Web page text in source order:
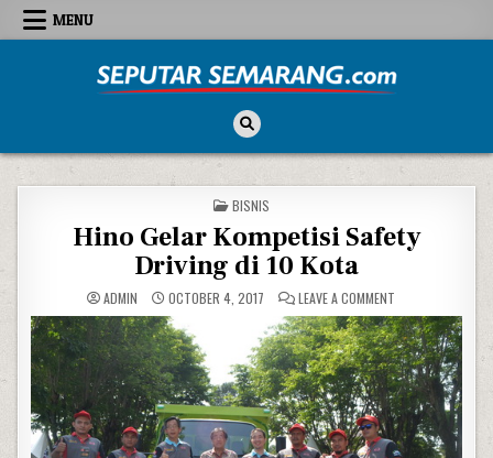
Skip to content
MENU
POSTED IN
BISNIS
Hino Gelar Kompetisi Safety
Driving di 10 Kota
ADMIN OCTOBER 4, 2017 LEAVE A COMMENT